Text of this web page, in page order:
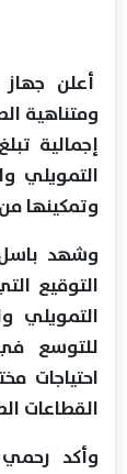
أعلن
ومتناهية
التمويلي
وتمكينها من
وشهد باسل
التوقيع
التمويلي
للتوسع
احتياجات
القطاعات
وأكد